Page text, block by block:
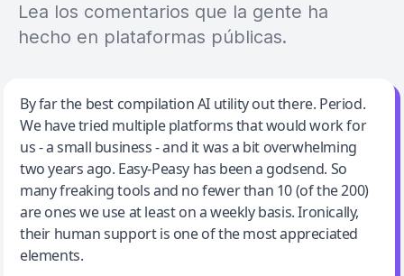
Lea los comentarios que la gente ha
hecho en plataformas públicas.
Jeff Wilson
By far the best compilation AI utility
By far the best compilation AI utility out there. Period.
We have tried multiple platforms that would work for
us - a small business - and it was a bit overwhelming
two years ago. Easy-Peasy has been a godsend. So
many freaking tools and no fewer than 10 (of the 200)
are ones we use at least on a weekly basis. Ironically,
their human support is one of the most appreciated
elements.